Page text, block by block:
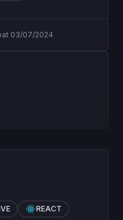
03/07/2024
REACT